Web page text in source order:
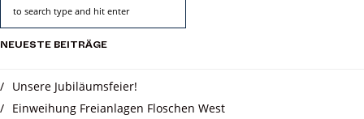
NEUESTE BEITRÄGE
Unsere Jubiläumsfeier!
Einweihung Freianlagen Floschen West